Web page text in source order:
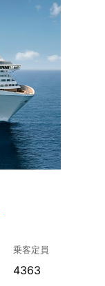
乗客定員
4363